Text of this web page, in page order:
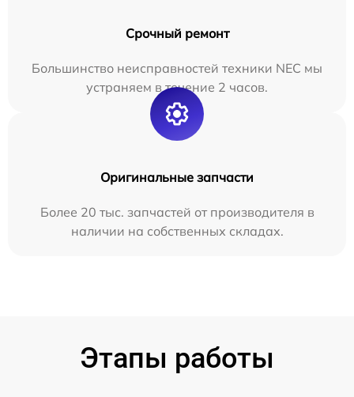
Срочный ремонт
Большинство неисправностей техники NEC мы
устраняем в течение 2 часов.
Оригинальные запчасти
Более 20 тыс. запчастей от производителя в
наличии на собственных складах.
Этапы работы